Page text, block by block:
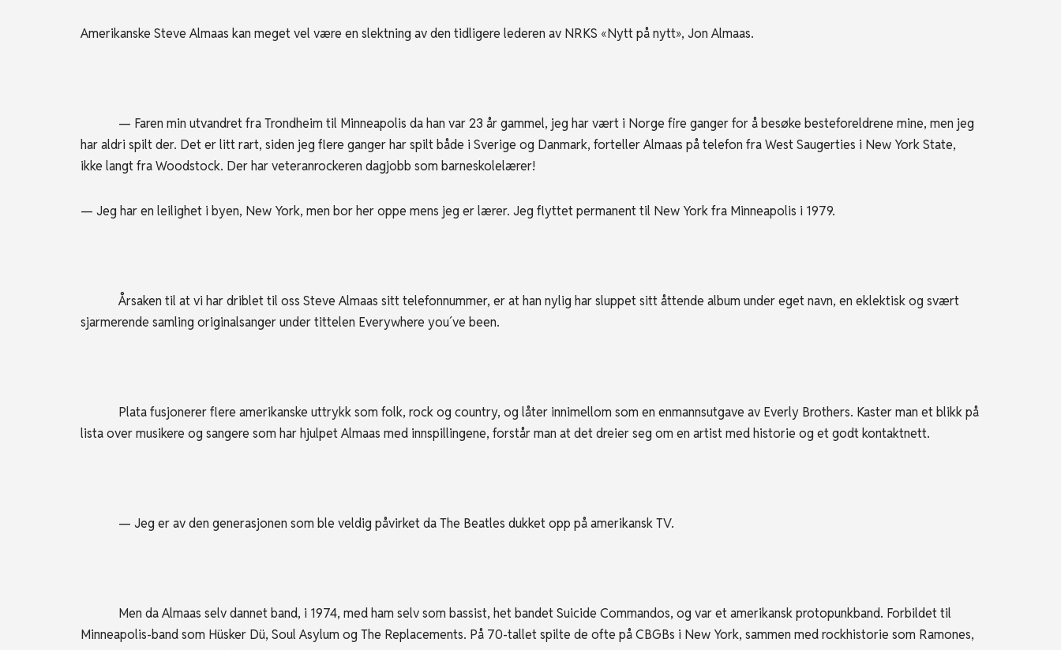
Amerikanske Steve Almaas kan meget vel være en slektning av den tidligere lederen av NRKS «Nytt på nytt», Jon Almaas.
— Faren min utvandret fra Trondheim til Minneapolis da han var 23 år gammel, jeg har vært i Norge fire ganger for å besøke besteforeldrene mine, men jeg
har aldri spilt der. Det er litt rart, siden jeg flere ganger har spilt både i Sverige og Danmark, forteller Almaas på telefon fra West Saugerties i New York State,
ikke langt fra Woodstock. Der har veteranrockeren dagjobb som barneskolelærer!
— Jeg har en leilighet i byen, New York, men bor her oppe mens jeg er lærer. Jeg flyttet permanent til New York fra Minneapolis i 1979.
Årsaken til at vi har driblet til oss Steve Almaas sitt telefonnummer, er at han nylig har sluppet sitt åttende album under eget navn, en eklektisk og svært
sjarmerende samling originalsanger under tittelen Everywhere you´ve been.
Plata fusjonerer flere amerikanske uttrykk som folk, rock og country, og låter innimellom som en enmannsutgave av Everly Brothers. Kaster man et blikk på
lista over musikere og sangere som har hjulpet Almaas med innspillingene, forstår man at det dreier seg om en artist med historie og et godt kontaktnett.
— Jeg er av den generasjonen som ble veldig påvirket da The Beatles dukket opp på amerikansk TV.
Men da Almaas selv dannet band, i 1974, med ham selv som bassist, het bandet Suicide Commandos, og var et amerikansk protopunkband. Forbildet til
Minneapolis-band som Hüsker Dü, Soul Asylum og The Replacements. På 70-tallet spilte de ofte på CBGBs i New York, sammen med rockhistorie som Ramones,